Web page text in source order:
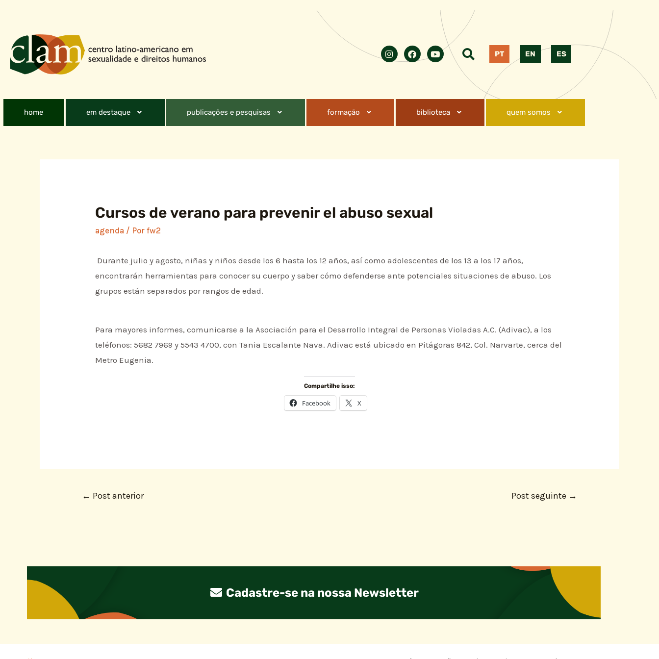
PT EN ES
home em destaque publicações e pesquisas formação biblioteca quem somos
Cursos de verano para prevenir el abuso sexual
agenda / Porfw2
Durante julio y agosto, niñas y niños desde los 6 hasta los 12 años, así como adolescentes de los 13 a los 17 años,
encontrarán herramientas para conocer su cuerpo y saber cómo defenderse ante potenciales situaciones de abuso. Los
grupos están separados por rangos de edad.
Para mayores informes, comunicarse a la Asociación para el Desarrollo Integral de Personas Violadas A.C. (Adivac), a los
teléfonos: 5682 7969 y 5543 4700, con Tania Escalante Nava. Adivac está ubicado en Pitágoras 842, Col. Narvarte, cerca del
Metro Eugenia.
Compartilhe isso:
Facebook X
← Post anterior Post seguinte →
Cadastre-se na nossa Newsletter